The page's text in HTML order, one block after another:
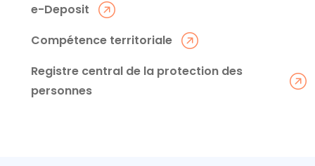
e-Deposit
Compétence territoriale
Registre central de la protection des
personnes